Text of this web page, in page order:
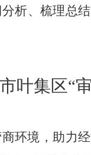
析、梳理总
叶集区“
环境，助力